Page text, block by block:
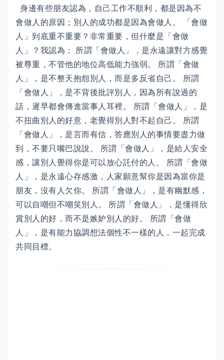
身邊有些朋友認為，自己工作不順利，都是因為不
會做人的原因；別人的成功都是因為會做人。 「會做
人」到底重不重要？非常重要，但什麼是「會做
人」？我認為： 所謂「會做人」，是永遠讓對方感覺
被尊重，不管他的地位高低能力強弱。 所謂「會做
人」，是不整天抱怨別人，而是多反省自己。 所謂
「會做人」，是不背後批評別人，因為所有說過的
話，遲早都會傳進當事人耳裡。 所謂「會做人」，是
不扭曲別人的好意，老覺得別人對不起自己。 所謂
「會做人」，是言而有信，答應別人的事情要盡力做
到，不要只嘴巴說說。 所謂「會做人」，是給人安全
感，讓別人覺得你是可以放心託付的人。 所謂「會做
人」，是永遠心存感激，人家願意幫你是因為當你是
朋友，沒有人欠你。 所謂「會做人」，是有幽默感，
可以自嘲但不嘲笑別人。 所謂「會做人」，是懂得欣
賞別人的好，而不是嫉妒別人的好。 所謂「會做
人」，是有能力協調想法個性不一樣的人，一起完成
共同目標。